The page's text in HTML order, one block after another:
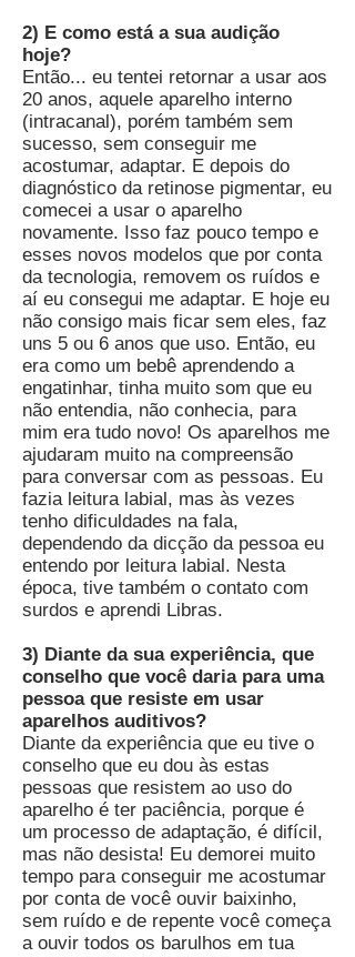
2) E como está a sua audição
hoje?
Então... eu tentei retornar a usar aos
20 anos, aquele aparelho interno
(intracanal), porém também sem
sucesso, sem conseguir me
acostumar, adaptar. E depois do
diagnóstico da retinose pigmentar, eu
comecei a usar o aparelho
novamente. Isso faz pouco tempo e
esses novos modelos que por conta
da tecnologia, removem os ruídos e
aí eu consegui me adaptar. E hoje eu
não consigo mais ficar sem eles, faz
uns 5 ou 6 anos que uso. Então, eu
era como um bebê aprendendo a
engatinhar, tinha muito som que eu
não entendia, não conhecia, para
mim era tudo novo! Os aparelhos me
ajudaram muito na compreensão
para conversar com as pessoas. Eu
fazia leitura labial, mas às vezes
tenho dificuldades na fala,
dependendo da dicção da pessoa eu
entendo por leitura labial. Nesta
época, tive também o contato com
surdos e aprendi Libras.
3) Diante da sua experiência, que
conselho que você daria para uma
pessoa que resiste em usar
aparelhos auditivos?
Diante da experiência que eu tive o
conselho que eu dou às estas
pessoas que resistem ao uso do
aparelho é ter paciência, porque é
um processo de adaptação, é difícil,
mas não desista! Eu demorei muito
tempo para conseguir me acostumar
por conta de você ouvir baixinho,
sem ruído e de repente você começa
a ouvir todos os barulhos em tua